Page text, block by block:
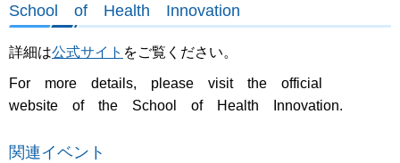
School of Health Innovation
詳細は公式サイト をご覧ください。
For more details, please visit the official
website of the School of Health Innovation.
関連イベント